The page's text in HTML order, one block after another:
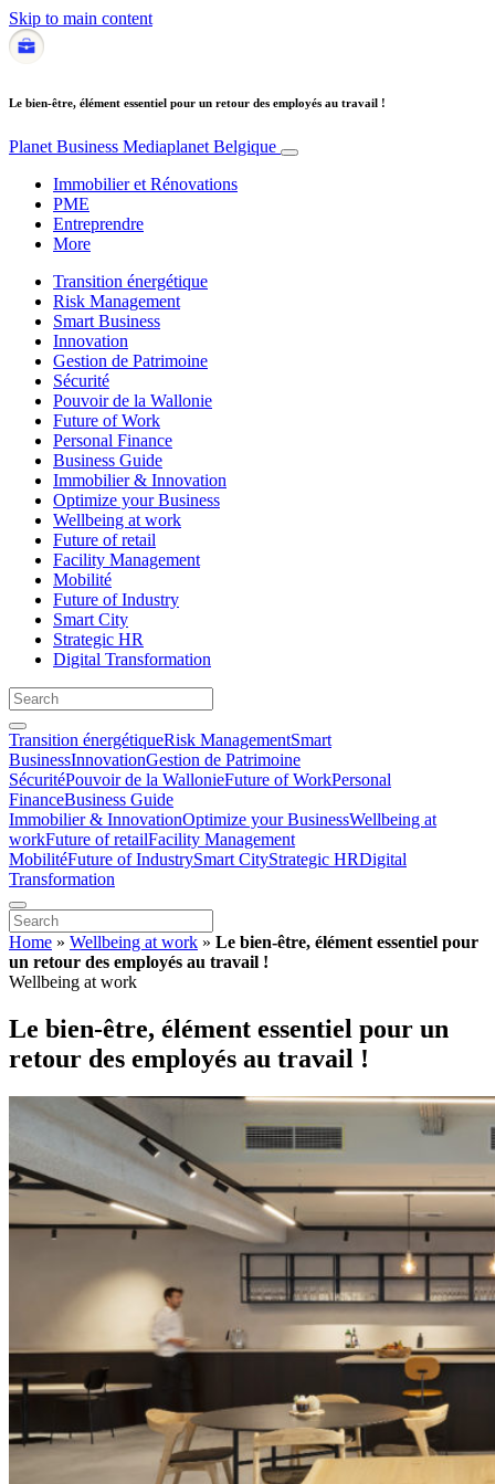
Skip to main content
Le bien-être, élément essentiel pour un retour des employés au travail !
Planet Business Mediaplanet Belgique
Immobilier et Rénovations
PME
Entreprendre
More
Transition énergétique
Risk Management
Smart Business
Innovation
Gestion de Patrimoine
Sécurité
Pouvoir de la Wallonie
Future of Work
Personal Finance
Business Guide
Immobilier & Innovation
Optimize your Business
Wellbeing at work
Future of retail
Facility Management
Mobilité
Future of Industry
Smart City
Strategic HR
Digital Transformation
Transition énergétiqueRisk ManagementSmart
BusinessInnovationGestion de Patrimoine
SécuritéPouvoir de la WallonieFuture of WorkPersonal
FinanceBusiness Guide
Immobilier & InnovationOptimize your BusinessWellbeing at
workFuture of retailFacility Management
MobilitéFuture of IndustrySmart CityStrategic HRDigital
Transformation
Home » Wellbeing at work » Le bien-être, élément essentiel pour
un retour des employés au travail !
Wellbeing at work
Le bien-être, élément essentiel pour un
retour des employés au travail !